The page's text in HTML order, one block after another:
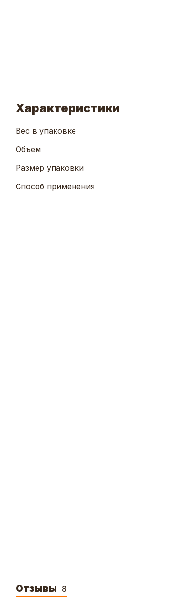
Характеристики
Вес в упаковке
Объем
Размер упаковки
Способ применения
Отзывы 8